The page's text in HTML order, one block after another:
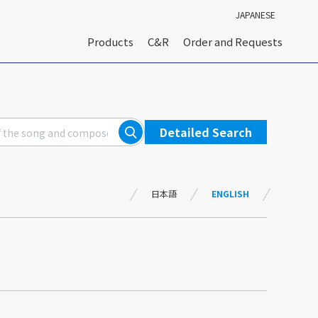
Products C&R Order and Requests
JAPANESE
Detailed Search
日本語 ENGLISH